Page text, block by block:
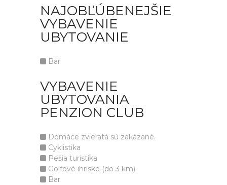
NAJOBĽÚBENEJŠIE
VYBAVENIE
UBYTOVANIE
Bar
VYBAVENIE
UBYTOVANIA
PENZION CLUB
Domáce zvieratá sú zakázané.
Cyklistika
Pešia turistika
Golfové ihrisko (do 3 km)
Bar